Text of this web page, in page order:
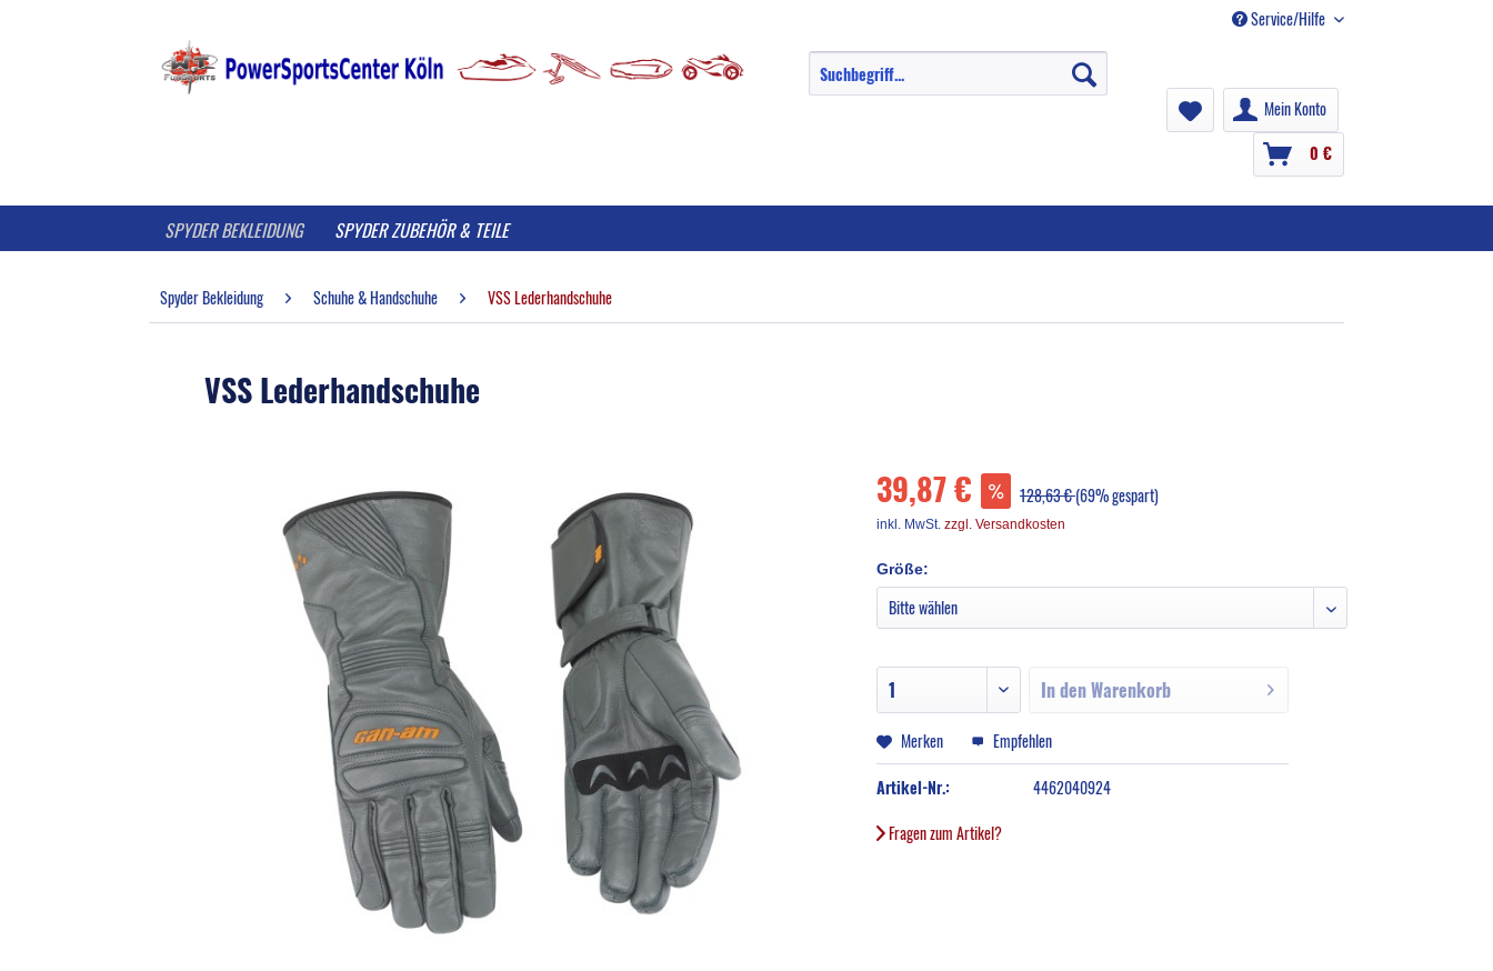
Service/Hilfe
Mein Konto
0 €
SPYDER BEKLEIDUNG SPYDER ZUBEHÖR & TEILE
Spyder Bekleidung Schuhe & Handschuhe VSS Lederhandschuhe
VSS Lederhandschuhe
39,87 € 128,63 €(69% gespart)
inkl. MwSt. zzgl. Versandkosten
Größe:
In denWarenkorb
Merken
Empfehlen
Artikel-Nr.:
4462040924
Fragen zum Artikel?